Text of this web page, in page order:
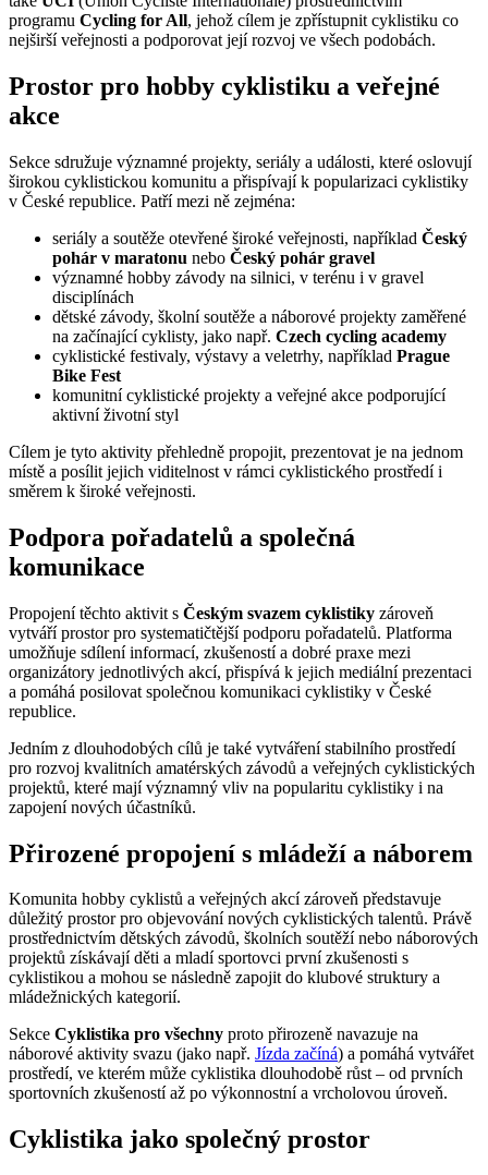
programu Cycling for All, jehož cílem je zpřístupnit cyklistiku co
nejširší veřejnosti a podporovat její rozvoj ve všech podobách.
Prostor pro hobby cyklistiku a veřejné
akce
Sekce sdružuje významné projekty, seriály a události, které oslovují
širokou cyklistickou komunitu a přispívají k popularizaci cyklistiky
v České republice. Patří mezi ně zejména:
seriály a soutěže otevřené široké veřejnosti, například Český
pohár v maratonu nebo Český pohár gravel
významné hobby závody na silnici, v terénu i v gravel
disciplínách
dětské závody, školní soutěže a náborové projekty zaměřené
na začínající cyklisty, jako např. Czech cycling academy
cyklistické festivaly, výstavy a veletrhy, například Prague
Bike Fest
komunitní cyklistické projekty a veřejné akce podporující
aktivní životní styl
Cílem je tyto aktivity přehledně propojit, prezentovat je na jednom
místě a posílit jejich viditelnost v rámci cyklistického prostředí i
směrem k široké veřejnosti.
Podpora pořadatelů a společná
komunikace
Propojení těchto aktivit s Českým svazem cyklistiky zároveň
vytváří prostor pro systematičtější podporu pořadatelů. Platforma
umožňuje sdílení informací, zkušeností a dobré praxe mezi
organizátory jednotlivých akcí, přispívá k jejich mediální prezentaci
a pomáhá posilovat společnou komunikaci cyklistiky v České
republice.
Jedním z dlouhodobých cílů je také vytváření stabilního prostředí
pro rozvoj kvalitních amatérských závodů a veřejných cyklistických
projektů, které mají významný vliv na popularitu cyklistiky i na
zapojení nových účastníků.
Přirozené propojení s mládeží a náborem
Komunita hobby cyklistů a veřejných akcí zároveň představuje
důležitý prostor pro objevování nových cyklistických talentů. Právě
prostřednictvím dětských závodů, školních soutěží nebo náborových
projektů získávají děti a mladí sportovci první zkušenosti s
cyklistikou a mohou se následně zapojit do klubové struktury a
mládežnických kategorií.
Sekce Cyklistika pro všechny proto přirozeně navazuje na
náborové aktivity svazu (jako např. Jízda začíná) a pomáhá vytvářet
prostředí, ve kterém může cyklistika dlouhodobě růst – od prvních
sportovních zkušeností až po výkonnostní a vrcholovou úroveň.
Cyklistika jako společný prostor